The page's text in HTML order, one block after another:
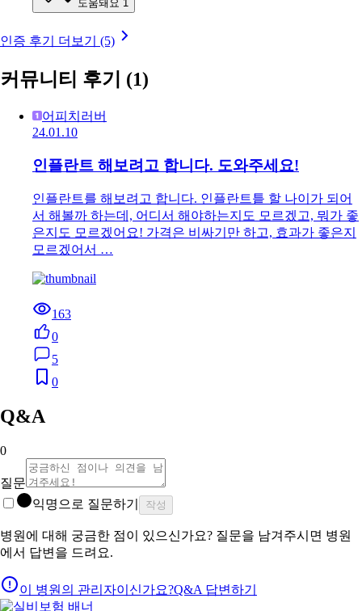
도움돼요 1
인증 후기 더보기 (5)
커뮤니티 후기 (1)
어피치러버
24.01.10
인플란트 해보려고 합니다. 도와주세요!
인플란트를 해보려고 합니다. 인플란트틑 할 나이가 되어
서 해볼까 하는데, 어디서 해야하는지도 모르겠고, 뭐가 좋
은지도 모르겠어요! 가격은 비싸기만 하고, 효과가 좋은지
모르겠어서 …
163
0
5
0
Q&A
0
질문
익명으로 질문하기
작성
병원에 대해 궁금한 점이 있으신가요? 질문을 남겨주시면 병원
에서 답변을 드려요.
이 병원의 관리자이신가요?Q&A 답변하기